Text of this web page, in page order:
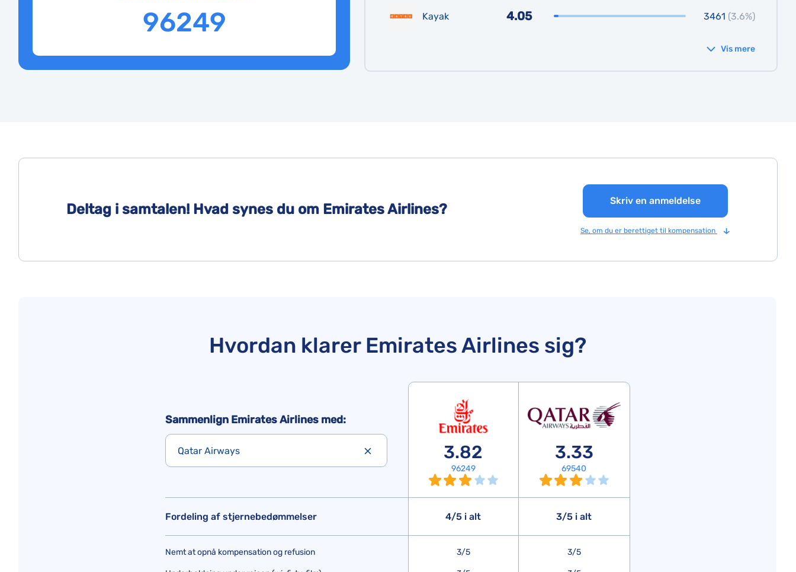
96249 Kayak 4.05 3461 (3.6%)
Vis mere
Deltag i samtalen! Hvad synes du om Emirates Airlines?
Skriv en anmeldelse
Se, om du er berettiget til kompensation
Hvordan klarer Emirates Airlines sig?
Sammenlign Emirates Airlines med:
Qatar Airways
Fordeling af stjernebedømmelser
Nemt at opnå kompensation og refusion
3.82
96249
4/5 i alt
3/5
3.33
69540
3/5 i alt
3/5